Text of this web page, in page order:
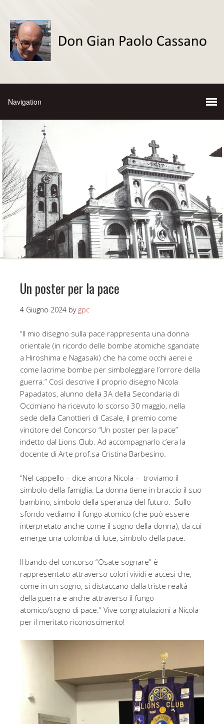
Un poster per la pace
4 Giugno 2024 by gpc
“Il mio disegno sulla pace rappresenta una donna
orientale (in ricordo delle bombe atomiche sganciate
a Hiroshima e Nagasaki) che ha come occhi aerei e
come lacrime bombe per simboleggiare l’orrore della
guerra.” Così descrive il proprio disegno Nicola
Papadatos, alunno della 3A della Secondaria di
Occimiano ha ricevuto lo scorso 30 maggio, nella
sede della Canottieri di Casale, il premio come
vincitore del Concorso “Un poster per la pace”
indetto dal Lions Club. Ad accompagnarlo c’era la
docente di Arte prof.sa Cristina Barbesino.
“Nel cappello – dice ancora Nicola – troviamo il
simbolo della famiglia. La donna tiene in braccio il suo
bambino, simbolo della speranza del futuro. Sullo
sfondo vediamo il fungo atomico (che può essere
interpretato anche come il sogno della donna), da cui
emerge una colomba di luce, simbolo della pace.
Il bando del concorso “Osate sognare” è
rappresentato attraverso colori vividi e accesi che,
come in un sogno, si distaccano dalla triste realtà
della guerra e anche attraverso il fungo
atomico/sogno di pace.” Vive congratulazioni a Nicola
per il meritato riconoscimento!